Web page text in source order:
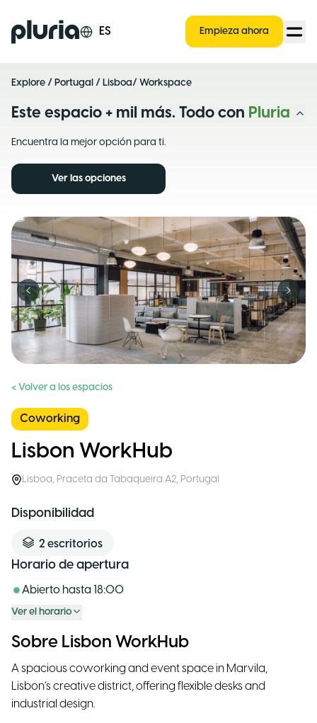
Logo Pluria ES Empieza ahora
Explore / Portugal / Lisboa/ Workspace
Este espacio + mil más. Todo con Pluria
Encuentra la mejor opción para ti.
Ver las opciones
Previous slide Next
< Volver a los espacios
Coworking
Lisbon WorkHub
Lisboa, Praceta da Tabaqueira A2, Portugal
Disponibilidad
2 escritorios
Horario de apertura
Abierto hasta 18:00
Ver el horario
Sobre Lisbon WorkHub
A spacious coworking and event space in Marvila,
Lisbon’s creative district, offering flexible desks and
industrial design.